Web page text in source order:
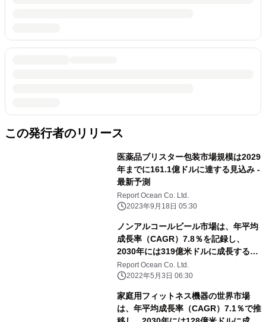
この発行者のリリース
医薬品ブリスター包装市場規模は2029
年までに161.1億ドルに達する見込み -
最新予測
Report Ocean Co. Ltd.
2023年9月18日 05:30
ノンアルコールビール市場は、年平均
成長率（CAGR）7.8％を記録し、
2030年には319億米ドルに成長すると
予測される
Report Ocean Co. Ltd.
2022年5月3日 06:30
家庭用フィットネス機器の世界市場
は、年平均成長率（CAGR）7.1％で推